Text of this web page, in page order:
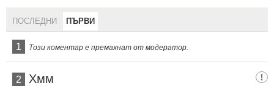
ПОСЛЕДНИ ПЪРВИ
1 Този коментар е премахнат от модератор.
2 Хмм